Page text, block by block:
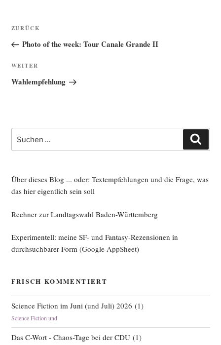
Beitragsnavigation
Vorheriger
Beitrag
ZURÜCK
Photo of the week: Tour Canale Grande II
Nächster
Beitrag
WEITER
Wahlempfehlung
nach:
Über dieses Blog ... oder: Textempfehlungen und die Frage, was
das hier eigentlich sein soll
Rechner zur Landtagswahl Baden-Württemberg
Experimentell: meine SF- und Fantasy-Rezensionen in
durchsuchbarer Form(Google AppSheet)
FRISCH KOMMENTIERT
Science Fiction im Juni (und Juli) 2026 (1)
Science Fiction und
Das C-Wort - Chaos-Tage bei der CDU(1)